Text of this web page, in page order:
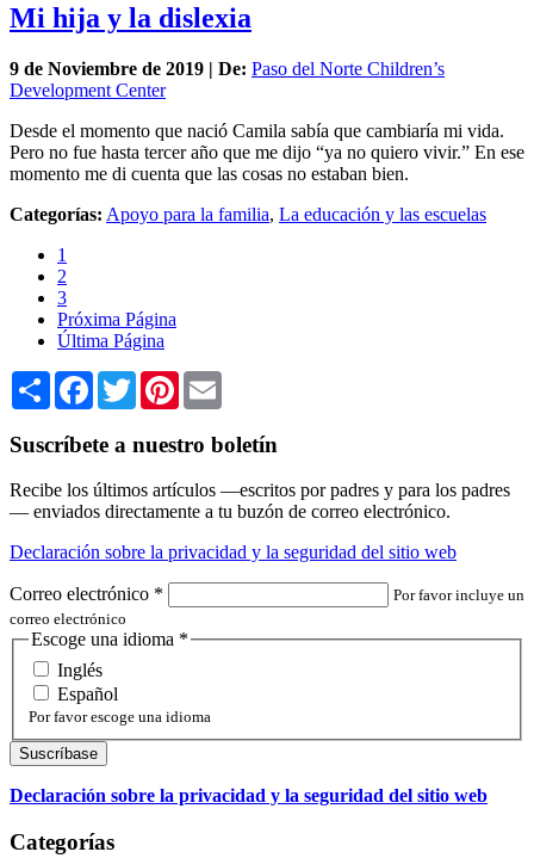
Mi hija y la dislexia
9 de Noviembre de 2019 | De: Paso del Norte Children’s
Development Center
Desde el momento que nació Camila sabía que cambiaría mi vida.
Pero no fue hasta tercer año que me dijo “ya no quiero vivir.” En ese
momento me di cuenta que las cosas no estaban bien.
Categorías: Apoyo para la familia, La educación y las escuelas
1
2
3
Próxima Página
Última Página
Share Facebook
TwitterPinterest
Suscríbete a nuestro boletín
Recibe los últimos artículos —escritos por padres y para los padres
— enviados directamente a tu buzón de correo electrónico.
Declaración sobre la privacidad y la seguridad del sitio web
Correo electrónico *
Por favor incluye un
correo electrónico
Escoge una idioma *
Inglés
Español
Por favor escoge una idioma
Declaración sobre la privacidad y la seguridad del sitio web
Categorías